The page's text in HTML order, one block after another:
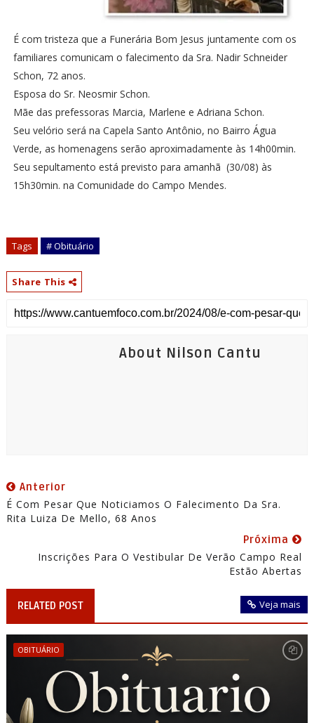
É com tristeza que a Funerária Bom Jesus juntamente com os
familiares comunicam o falecimento da Sra. Nadir Schneider
Schon, 72 anos.
Esposa do Sr. Neosmir Schon.
Mãe das prefessoras Marcia, Marlene e Adriana Schon.
Seu velório será na Capela Santo Antônio, no Bairro Água
Verde, as homenagens serão aproximadamente às 14h00min.
Seu sepultamento está previsto para amanhã (30/08) às
15h30min. na Comunidade do Campo Mendes.
Tags # Obituário
Share This
About Nilson Cantu
Anterior
É Com Pesar Que Noticiamos O Falecimento Da Sra.
Rita Luiza De Mello, 68 Anos
Próxima
Inscrições Para O Vestibular De Verão Campo Real
Estão Abertas
RELATED POST Veja mais
OBITUÁRIO